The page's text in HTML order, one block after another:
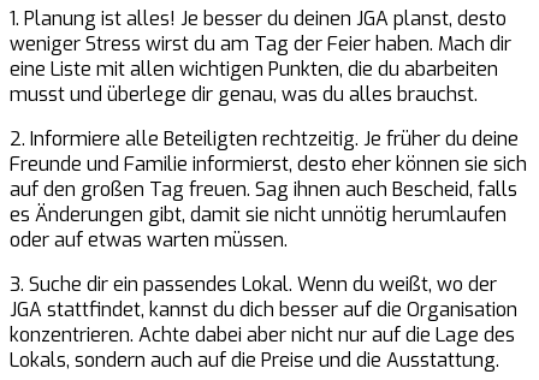
1. Planung ist alles! Je besser du deinen JGA planst, desto
weniger Stress wirst du am Tag der Feier haben. Mach dir
eine Liste mit allen wichtigen Punkten, die du abarbeiten
musst und überlege dir genau, was du alles brauchst.
2. Informiere alle Beteiligten rechtzeitig. Je früher du deine
Freunde und Familie informierst, desto eher können sie sich
auf den großen Tag freuen. Sag ihnen auch Bescheid, falls
es Änderungen gibt, damit sie nicht unnötig herumlaufen
oder auf etwas warten müssen.
3. Suche dir ein passendes Lokal. Wenn du weißt, wo der
JGA stattfindet, kannst du dich besser auf die Organisation
konzentrieren. Achte dabei aber nicht nur auf die Lage des
Lokals, sondern auch auf die Preise und die Ausstattung.